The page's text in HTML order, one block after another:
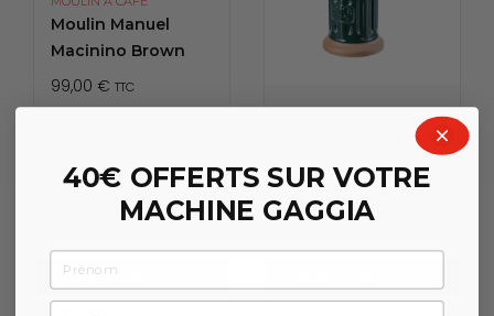
Moulin Manuel
Macinino Brown
99,00 € TTC
Découvrir
Macinino Green
99,00€ TTC
40€ OFFERTS SUR VOTRE
MACHINE GAGGIA
Prénom
Email